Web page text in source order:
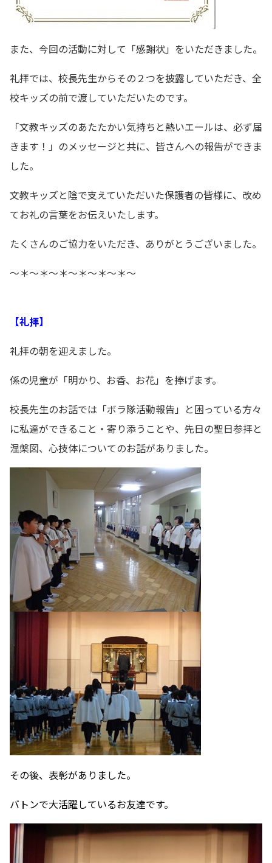
また、今回の活動に対して「感謝状」をいただきました。
礼拝では、校長先生からその２つを披露していただき、全
校キッズの前で渡していただいたのです。
「文教キッズのあたたかい気持ちと熱いエールは、必ず届
きます！」のメッセージと共に、皆さんへの報告ができま
した。
文教キッズと陰で支えていただいた保護者の皆様に、改め
てお礼の言葉をお伝えいたします。
たくさんのご協力をいただき、ありがとうございました。
～＊～＊～＊～＊～＊～＊～
【礼拝】
礼拝の朝を迎えました。
係の児童が「明かり、お香、お花」を捧げます。
校長先生のお話では「ボラ隊活動報告」と困っている方々
に私達ができること・寄り添うことや、先日の聖日参拝と
涅槃図、心技体についてのお話がありました。
その後、表彰がありました。
バトンで大活躍しているお友達です。